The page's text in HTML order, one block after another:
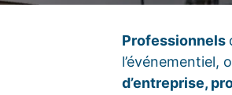
Professionnels
l’événementiel,
d’entreprise,